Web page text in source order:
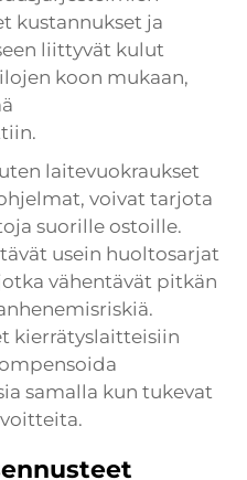
kustannukset ja
liittyvät kulut
koon mukaan,
laitevuokraukset
voivat tarjota
suorille ostoille.
usein huoltosarjat
vähentävät pitkän
kierrätyslaitteisiin
samalla kun tukevat